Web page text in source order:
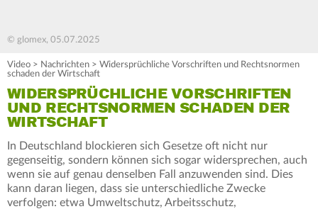
© glomex, 05.07.2025
Video > Nachrichten > Widersprüchliche Vorschriften und Rechtsnormen
schaden der Wirtschaft
WIDERSPRÜCHLICHE VORSCHRIFTEN
UND RECHTSNORMEN SCHADEN DER
WIRTSCHAFT
In Deutschland blockieren sich Gesetze oft nicht nur
gegenseitig, sondern können sich sogar widersprechen, auch
wenn sie auf genau denselben Fall anzuwenden sind. Dies
kann daran liegen, dass sie unterschiedliche Zwecke
verfolgen: etwa Umweltschutz, Arbeitsschutz,